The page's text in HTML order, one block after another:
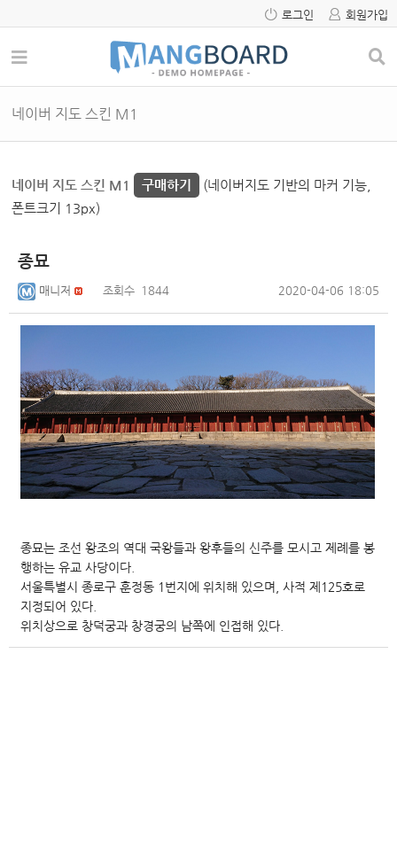
로그인 회원가입
네이버 지도 스킨 M1
네이버 지도 스킨 M1 구매하기
(네이버지도 기반의 마커 기능,
폰트크기 13px)
종묘
매니저 조회수 1844 2020-04-06 18:05
종묘는 조선 왕조의 역대 국왕들과 왕후들의 신주를 모시고 제례를 봉
행하는 유교 사당이다.
서울특별시 종로구 훈정동 1번지에 위치해 있으며, 사적 제125호로
지정되어 있다.
위치상으로 창덕궁과 창경궁의 남쪽에 인접해 있다.